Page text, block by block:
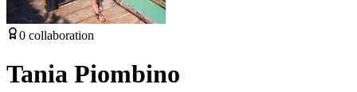
0 collaboration
Tania Piombino